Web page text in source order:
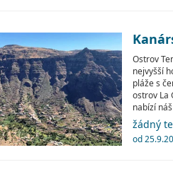
Ostrov
nejvyšší
pláže s
ostrov La
nabízí
žádný
od